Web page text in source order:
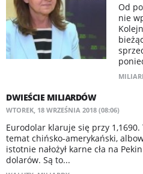
Od
nie
DWIEŚCIE MILIARDÓW
WTOREK, 18 WRZEŚNIA 2018 (08:06)
Eurodolar klaruje się przy
temat chińsko-amerykański,
istotnie nałożył karne cła na
dolarów. Są to...